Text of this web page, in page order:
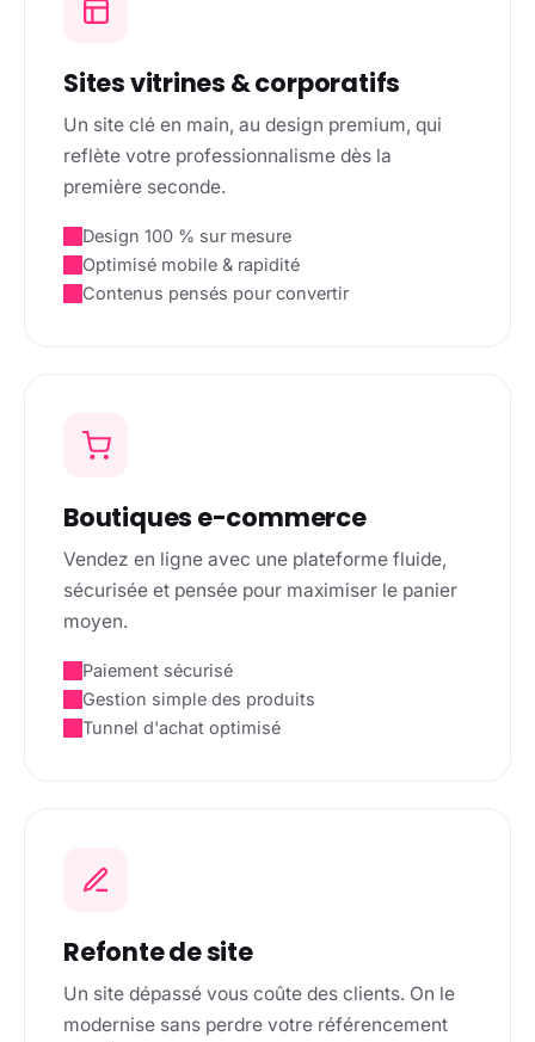
Sites vitrines & corporatifs
Un site clé en main, au design premium, qui
reflète votre professionnalisme dès la
première seconde.
Design 100 % sur mesure
Optimisé mobile & rapidité
Contenus pensés pour convertir
Boutiques e-commerce
Vendez en ligne avec une plateforme fluide,
sécurisée et pensée pour maximiser le panier
moyen.
Paiement sécurisé
Gestion simple des produits
Tunnel d'achat optimisé
Refonte de site
Un site dépassé vous coûte des clients. On le
modernise sans perdre votre référencement